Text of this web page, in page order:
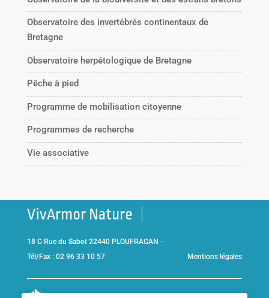
Observatoire des invertébrés continentaux de
Bretagne
Observatoire herpétologique de Bretagne
Pêche à pied
Programme de mobilisation citoyenne
Programmes de recherche
Vie associative
VivArmor Nature
18 C Rue du Sabot 22440 PLOUFRAGAN -
Tél/Fax : 02 96 33 10 57
Mentions légales